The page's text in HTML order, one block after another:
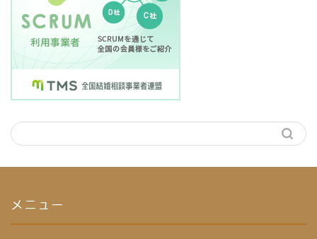
メニュー